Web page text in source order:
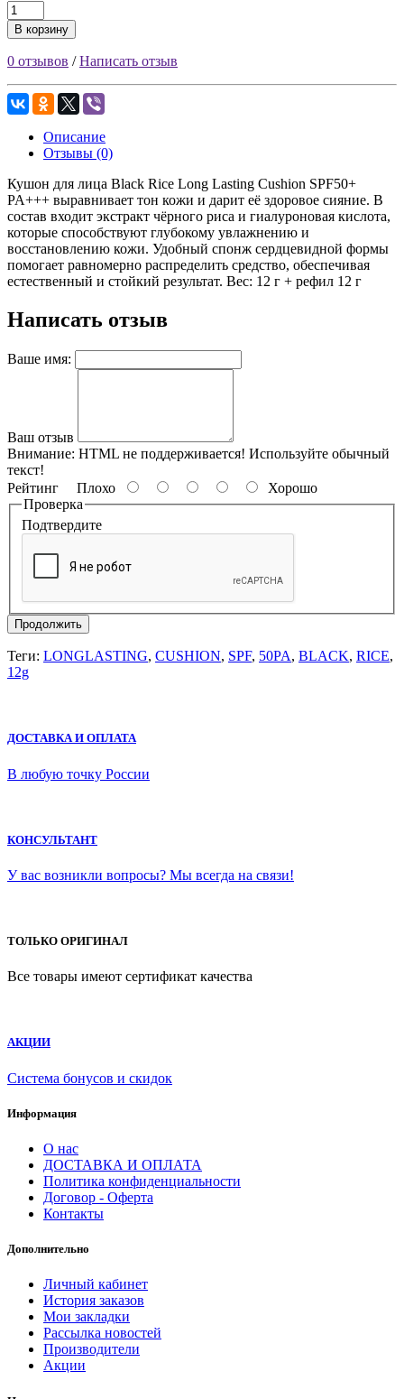
В корзину
0 отзывов /Написать отзыв
Описание
Отзывы (0)
Кушон для лица Black Rice Long Lasting Cushion SPF50+
PA+++ выравнивает тон кожи и дарит её здоровое сияние. В
состав входит экстракт чёрного риса и гиалуроновая кислота,
которые способствуют глубокому увлажнению и
восстановлению кожи. Удобный спонж сердцевидной формы
помогает равномерно распределить средство, обеспечивая
естественный и стойкий результат. Вес: 12 г + рефил 12 г
Написать отзыв
Ваше имя:
Ваш отзыв
Внимание: HTML не поддерживается! Используйте обычный
текст!
Рейтинг Плохо
Хорошо
Проверка
Подтвердите
Продолжить
Теги: LONGLASTING, CUSHION, SPF, 50PA, BLACK, RICE,
12g
ДОСТАВКА И ОПЛАТА
В любую точку России
КОНСУЛЬТАНТ
У вас возникли вопросы? Мы всегда на связи!
ТОЛЬКО ОРИГИНАЛ
Все товары имеют сертификат качества
АКЦИИ
Система бонусов и скидок
Информация
О нас
ДОСТАВКА И ОПЛАТА
Политика конфиденциальности
Договор - Оферта
Контакты
Дополнительно
Личный кабинет
История заказов
Мои закладки
Рассылка новостей
Производители
Акции